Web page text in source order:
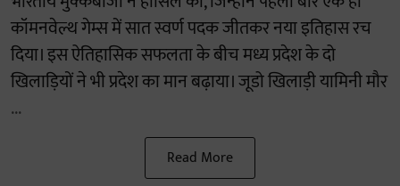
कॉमनवेल्थ गेम्स में सात स्वर्ण पदक जीतकर नया इतिहास रच
दिया। इस ऐतिहासिक सफलता के बीच मध्य प्रदेश के दो
खिलाड़ियों ने भी प्रदेश का मान बढ़ाया। जूडो खिलाड़ी यामिनी मौर
...
Read More